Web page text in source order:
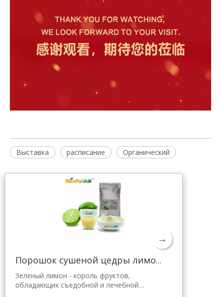
Выставка расписание Органический
→
Порошок сушеной цедры лимона оптом
Зеленый лимон - король фруктов,
обладающих съедобной и лечебной